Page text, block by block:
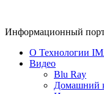
Информационный
О Технологии
Видео
Blu Ray
Домашний